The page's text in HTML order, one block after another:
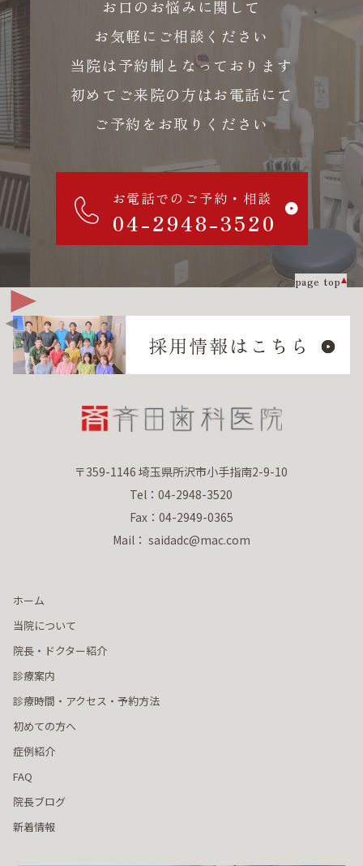
お口のお悩みに関して
お気軽にご相談ください
当院は予約制となっております
初めてご来院の方はお電話にて
ご予約をお取りください
お電話でのご予約・相談
04-2948-3520
page top
〒359-1146 埼玉県所沢市小手指南2-9-10
Tel：04-2948-3520
Fax：04-2949-0365
Mail： saidadc@mac.com
ホーム
当院について
院長・ドクター紹介
診療案内
診療時間・アクセス・予約方法
初めての方へ
症例紹介
FAQ
院長ブログ
新着情報